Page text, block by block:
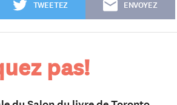
TWEETEZ ENVOYEZ
pas!